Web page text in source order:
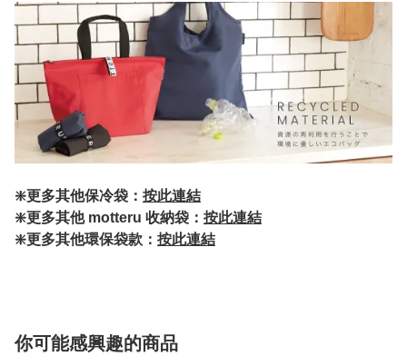
❇️更多其他保冷袋： 按此連結
❇️更多其他 motteru 收納袋： 按此連結
❇️更多其他環保袋款： 按此連結
你可能感興趣的商品